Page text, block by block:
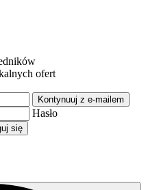
ofert
Kontynuuj z e-mailem
Hasło
się